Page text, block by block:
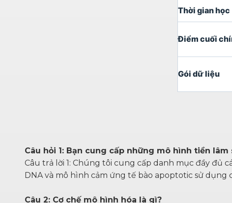
Thời gian học
Điểm cuối
Gói dữ liệu
Câu hỏi 1: Bạn cung cấp những mô hình tiền lâm
Câu trả lời 1: Chúng tôi cung cấp danh mục đầy đủ
DNA và mô hình cảm ứng tế bào apoptotic sử dụng
Câu 2: Cơ chế mô hình hóa là gì?